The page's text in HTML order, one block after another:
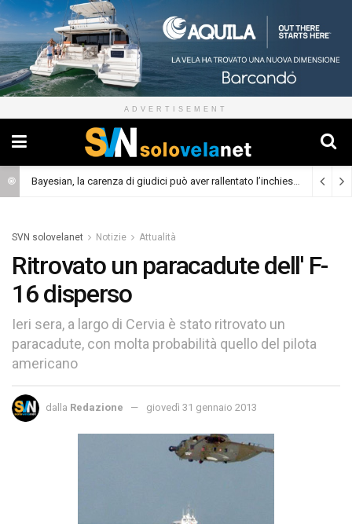
ADVERTISEMENT
Bayesian, la carenza di giudici può aver rallentato l’inchiesta (Cronaca)
SVN solovelanet Notizie Attualità
Ritrovato un paracadute dell' F-
16 disperso
Ieri sera, a largo di Cervia è stato ritrovato un
paracadute, con molta probabilità quello del pilota
americano
dalla Redazione giovedì 31 gennaio 2013